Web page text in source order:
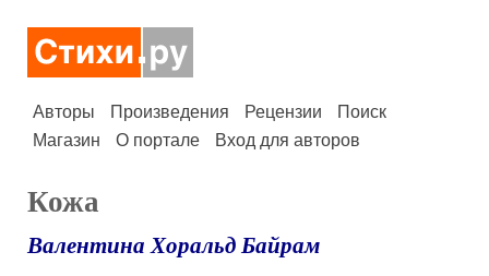
Авторы Произведения Рецензии
Поиск
Магазин
О портале Вход для авторов
Кожа
Валентина Хоральд Байрам